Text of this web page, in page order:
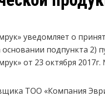
уведомляет о
подпункта 2)
от 23 октября 2017г.
ТОО «Компания